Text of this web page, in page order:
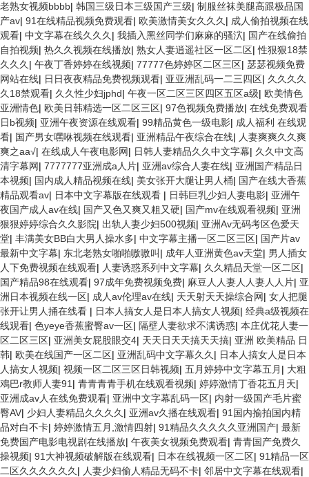
老熟女视频bbbb| 韩国三级日本三级国产三级| 制服丝袜美腿高跟极品国
产av| 91在线精品视频免费观看| 欧美激情美女久久久 | 成人偷拍视频在线
观看| 中文字幕在线久久久 | 我插入黑丝同学们麻麻的骚泬| 国产在线偷拍
自拍视频| 热久久视频在线播放| 熟女人妻逍遥社区一区二区|性狠狠18禁
久久久 | 午夜丁香婷婷在线视频| 77777色婷婷区二区三区| 瑟瑟视频免费
网站在线| 日日夜夜精品免费视频观看| 亚亚洲乱码一二三四区| 久久久久
久18禁观看| 久久性少妇jphd| 午夜一区二区三区四区五区a级| 欧美情色
亚洲情色| 欧美日韩精选一区二区三区| 97色视频免费播放| 在线免费观看
日b视频| 亚洲午夜资源在线观看| 99精品黄色一级电影| 成人福利 在线观
看| 国产男女嘿咻视频在线观看| 亚洲精品午夜综合在线| 人妻爽爽久久爽
爽之aa√| 在线成人午夜电影网| 日韩人妻精品久久中文字幕| 久久中文高
清字幕网| 7777777亚洲成a人片| 亚洲av综合人妻在线| 亚洲国产精品日
本视频| 国内成人精品视频在线| 美女张开大腿让男人桶| 国产在线大香蕉
精品观看av| 日本中文字幕版在线观看 | 日韩巨乳少妇人妻电影| 亚洲午
夜国产成人av在线| 国产又色又爽又粗又硬| 国产mv在线观看视频| 亚洲
狠狠婷婷综合久久影院| 出轨人妻少妇500视频| 亚洲Av无码考区色爱天
堂| 丰满美女BB白大男人操水多| 中文字幕主播一区二区三区| 国产片av
最新中文字幕| 东北老熟女啪啪嗷嗷叫 | 成年人亚洲黄色av天堂| 男人插女
人下免费视频在线观看| 人妻诱惑系列中文字幕| 久久精品天堂一区二区|
国产精品98在线观看| 97成年免费视频免费| 麻豆人人妻人人妻人人片| 亚
洲日本视频在线一区| 成人av伦理av在线| 天天射天天操综合网| 女人把腿
张开让男人捅在线看 | 日本人搞女人是日本人搞女人视频| 经典a级视频在
线观看| 色yeye香蕉蜜臀av一区| 隔壁人妻欲求不满诱惑| 本庄优花人妻一
区二区三区| 亚洲美女屁股眼交4| 天天日天天搞天天搞| 亚洲 欧美精品 日
韩| 欧美在线国产一区二区| 亚洲乱码中文字幕久久 | 日本人搞女人是日本
人搞女人视频| 视频一区二区三区日韩视频| 五月婷婷中文字幕五月 | 大粗
鳮巴r教师人妻91 | 青青青青手机在线观看视频| 婷婷激情丁香花五月天|
亚洲成av人在线免费观看| 亚洲中文字幕乱码一区| 内射一级国产毛片蜜
臀AV| 少妇人妻精品久久久久 | 亚洲av久播在线观看| 91国内揄拍国内精
品对白不卡| 婷婷激情五月,激情四射| 91精品久久久久久亚洲国产| 最新
免费国产电影电视剧在线播放| 午夜美女视频免费观看| 青青国产免费久
操视频| 91大神视频破解版在线观看| 日本在线视频一区二区| 91精品一区
二区久久久久久久 | 人妻少妇偷人精品无码不卡| 邻居中文字幕在线观看|